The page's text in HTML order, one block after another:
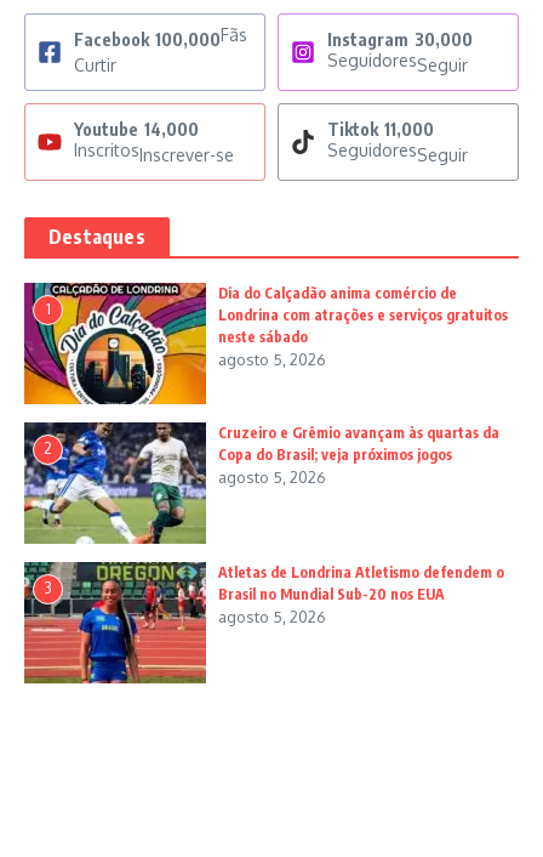
Facebook 100,000Fãs
Curtir
Instagram 30,000
SeguidoresSeguir
Youtube 14,000
Inscritos Inscrever-se
Tiktok 11,000
SeguidoresSeguir
Destaques
1
Dia do Calçadão anima comércio de
Londrina com atrações e serviços gratuitos
neste sábado
agosto 5, 2026
2
Cruzeiro e Grêmio avançam às quartas da
Copa do Brasil; veja próximos jogos
agosto 5, 2026
3
Atletas de Londrina Atletismo defendem o
Brasil no Mundial Sub-20 nos EUA
agosto 5, 2026